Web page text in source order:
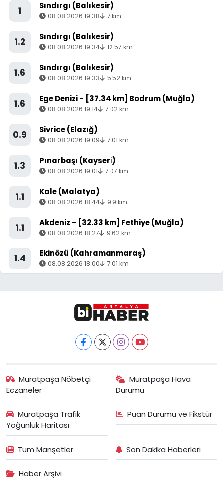
1 Sındırgı (Balıkesir)
08.08.2026 19:38 7 km
1.2 Sındırgı (Balıkesir)
08.08.2026 19:34 12.57 km
1.6 Sındırgı (Balıkesir)
08.08.2026 19:33 5.52 km
1.6 Ege Denizi - [37.34 km] Bodrum (Muğla)
08.08.2026 19:14 7.02 km
0.9 Sivrice (Elazığ)
08.08.2026 19:09 7.01 km
1.3 Pınarbaşı (Kayseri)
08.08.2026 19:01 7.07 km
1.1 Kale (Malatya)
08.08.2026 18:44 9.9 km
1.1 Akdeniz - [32.33 km] Fethiye (Muğla)
08.08.2026 18:27 9.62 km
1.4 Ekinözü (Kahramanmaraş)
08.08.2026 18:00 7.01 km
Muratpaşa Nöbetçi
Eczaneler
Muratpaşa Hava
Durumu
Muratpaşa Trafik
Yoğunluk Haritası
Puan Durumu ve Fikstür
Tüm Manşetler Son Dakika Haberleri
Haber Arşivi